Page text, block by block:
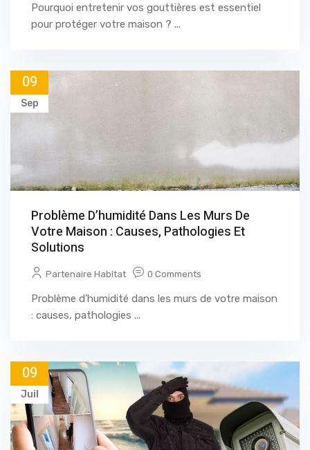
Pourquoi entretenir vos gouttières est essentiel
pour protéger votre maison ? ...
09
Sep
Problème D’humidité Dans Les Murs De
Votre Maison : Causes, Pathologies Et
Solutions
Partenaire Habitat 0 Comments
Problème d’humidité dans les murs de votre maison
: causes, pathologies ...
09
Juil